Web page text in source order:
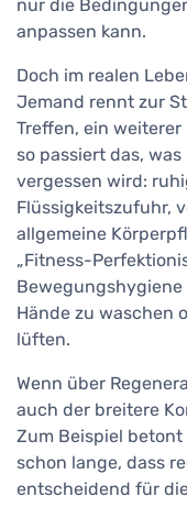
nur die
anpassen kann.
Doch im realen
Jemand rennt zur
Treffen, ein
so passiert das,
vergessen wird:
Flüssigkeitszufuhr,
allgemeine
„Fitness-
Hände zu waschen
lüften.
Wenn über
auch der breitere
Zum Beispiel betont
schon lange, dass
entscheidend für